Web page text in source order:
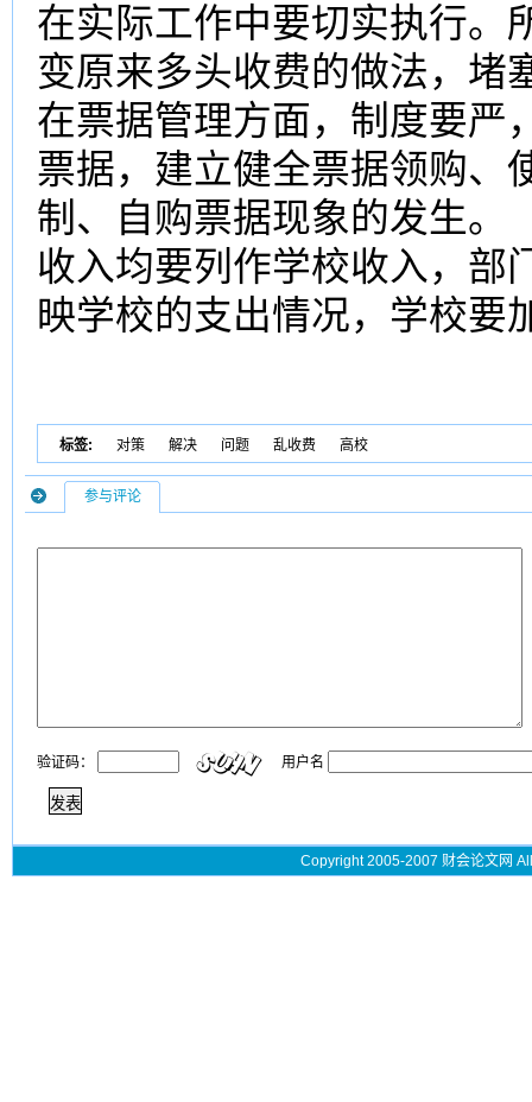
在实际工作中要切实执行。
变原来多头收费的做法，堵
在票据管理方面，制度要严
票据，建立健全票据领购、
制、自购票据现象的发生
收入均要列作学校收入，部
映学校的支出情况，学校要
标签: 对策 解决 问题 乱收费 高校
参与评论
验证码： 用户名
Copyright 2005-2007 财会论文网